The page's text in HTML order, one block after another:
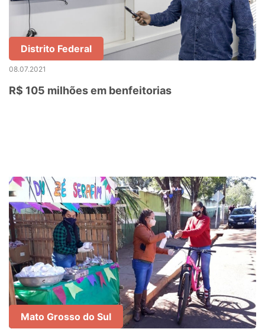
Distrito Federal
08.07.2021
R$ 105 milhões em benfeitorias
Mato Grosso do Sul